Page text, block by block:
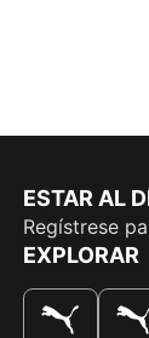
ESTAR AL
Regístrese
EXPLORAR